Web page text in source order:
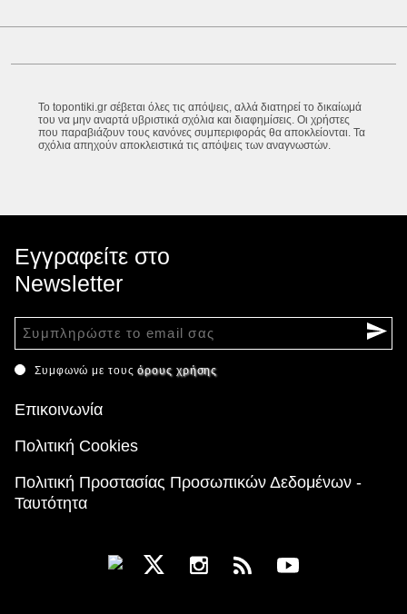
Το topontiki.gr σέβεται όλες τις απόψεις, αλλά διατηρεί το δικαίωμά
του να μην αναρτά υβριστικά σχόλια και διαφημίσεις. Οι χρήστες
που παραβιάζουν τους κανόνες συμπεριφοράς θα αποκλείονται. Τα
σχόλια απηχούν αποκλειστικά τις απόψεις των αναγνωστών.
Εγγραφείτε στο
Newsletter
Συμφωνώ με τουςόρους χρήσης
Επικοινωνία
Πολιτική Cookies
Πολιτική Προστασίας Προσωπικών Δεδομένων -
Ταυτότητα